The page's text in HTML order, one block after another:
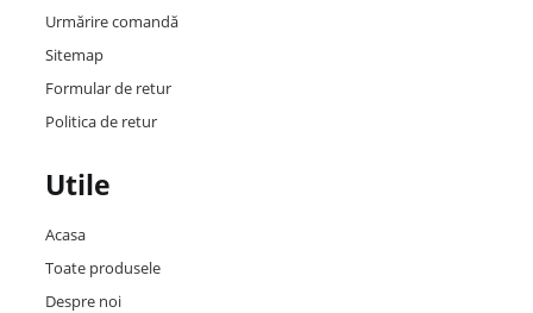
Urmărire comandă
Sitemap
Formular de retur
Politica de retur
Utile
Acasa
Toate produsele
Despre noi